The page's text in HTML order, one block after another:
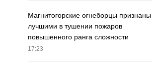
Магнитогорские огнеборцы признаны
лучшими в тушении пожаров
повышенного ранга сложности
17:23